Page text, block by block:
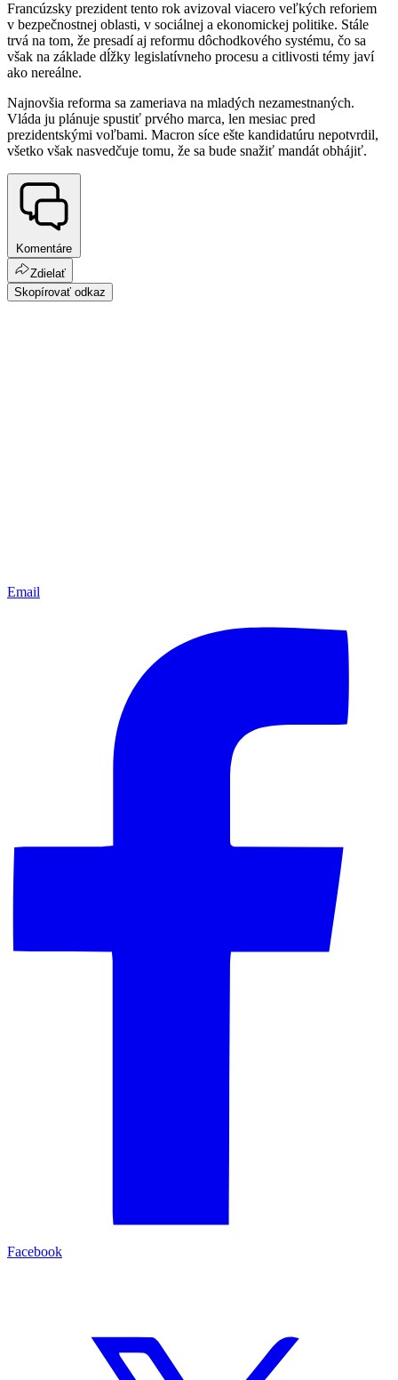
Francúzsky prezident tento rok avizoval viacero veľkých reforiem
v bezpečnostnej oblasti, v sociálnej a ekonomickej politike. Stále
trvá na tom, že presadí aj reformu dôchodkového systému, čo sa
však na základe dĺžky legislatívneho procesu a citlivosti témy javí
ako nereálne.
Najnovšia reforma sa zameriava na mladých nezamestnaných.
Vláda ju plánuje spustiť prvého marca, len mesiac pred
prezidentskými voľbami. Macron síce ešte kandidatúru nepotvrdil,
všetko však nasvedčuje tomu, že sa bude snažiť mandát obhájiť.
Komentáre
Zdielať
Skopírovať odkaz
Email
Facebook